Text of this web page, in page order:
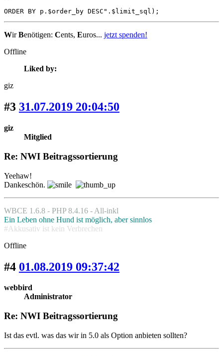
ORDER BY p.$order_by DESC".$limit_sql);
WirBenötigen: Cents, Euros... jetzt spenden!
Offline
Liked by:
giz
#3 31.07.2019 20:04:50
giz
Mitglied
Re: NWI Beitragssortierung
Yeehaw!
Dankeschön.
WBCE 1.6.8 - PHP 8.4.16 - All-inkl
Ein Leben ohne Hund ist möglich, aber sinnlos
#Akkusativ ist kein Verbrechen
Offline
#4 01.08.2019 09:37:42
webbird
Administrator
Re: NWI Beitragssortierung
Ist das evtl. was das wir in 5.0 als Option anbieten sollten?